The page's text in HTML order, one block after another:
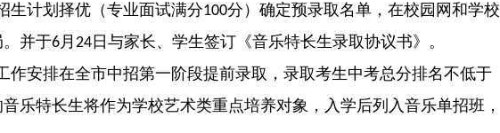
生计划择优（专业面试满分100分）确定预录取名单，在校园网和学校
并于6月 24 日与家长、学生签订《音乐特长生录取协议书》。
作安排在全市中招第一阶段提前录取，录取考生中考总分排名不低于
乐特长生将作为学校艺术类重点培养对象，入学后列入音乐单招班，